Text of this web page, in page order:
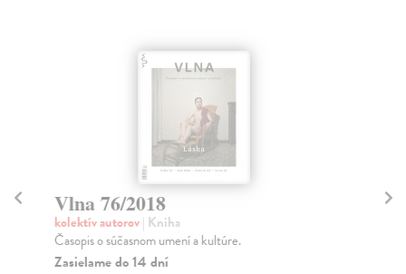
Vlna 76/2018
kolektív autorov| Kniha
Časopis o súčasnom umení a kultúre.
Zasielame do 14 dní